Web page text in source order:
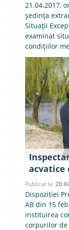
21.04.2017,
şedinţa
Situaţii
examinat
condiţiilor
acvatice
Publicat la:
Dispoziției
AB din 15
instituirea
corpurilor